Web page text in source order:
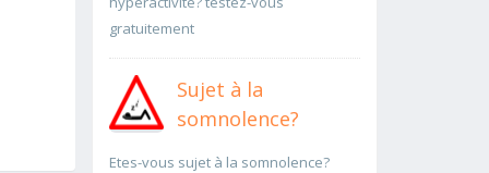
gratuitement
Sujet à la
somnolence?
Etes-vous sujet à la somnolence?